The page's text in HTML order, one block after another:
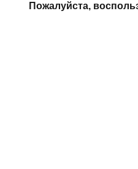
Пожалуйста,